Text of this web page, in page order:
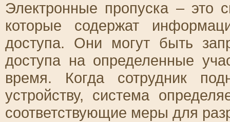
Электронные пропуска – это
которые содержат
доступа. Они могут быть
доступа на определенные
время. Когда сотрудник
устройству, система
соответствующие меры для